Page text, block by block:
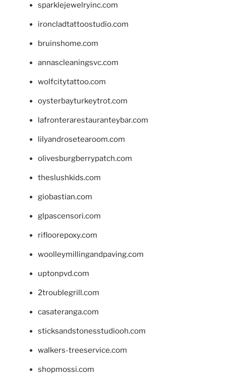
sparklejewelryinc.com
ironcladtattoostudio.com
bruinshome.com
annascleaningsvc.com
wolfcitytattoo.com
oysterbayturkeytrot.com
lafronterarestauranteybar.com
lilyandrosetearoom.com
olivesburgberrypatch.com
theslushkids.com
giobastian.com
glpascensori.com
rifloorepoxy.com
woolleymillingandpaving.com
uptonpvd.com
2troublegrill.com
casateranga.com
sticksandstonesstudiooh.com
walkers-treeservice.com
shopmossi.com